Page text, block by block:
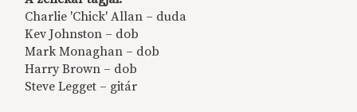
Charlie 'Chick' Allan – duda
Kev Johnston – dob
Mark Monaghan – dob
Harry Brown – dob
Steve Legget – gitár